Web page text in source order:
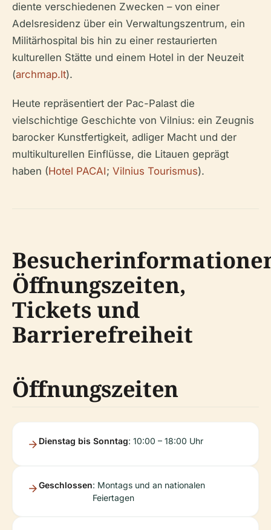
diente verschiedenen Zwecken – von einer
Adelsresidenz über ein Verwaltungszentrum, ein
Militärhospital bis hin zu einer restaurierten
kulturellen Stätte und einem Hotel in der Neuzeit
(archmap.lt).
Heute repräsentiert der Pac-Palast die
vielschichtige Geschichte von Vilnius: ein Zeugnis
barocker Kunstfertigkeit, adliger Macht und der
multikulturellen Einflüsse, die Litauen geprägt
haben (Hotel PACAI; Vilnius Tourismus).
Öffnungszeiten,
Tickets und
Barrierefreiheit
Öffnungszeiten
Dienstag bis Sonntag: 10:00 – 18:00 Uhr
Geschlossen: Montags und an nationalen
Feiertagen